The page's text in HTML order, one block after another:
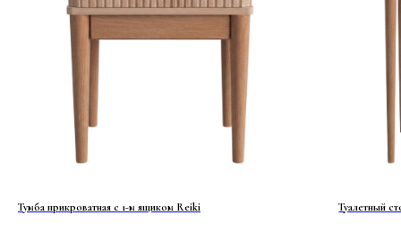
Тумба прикроватная с 1-м ящиком Reiki Туалетный